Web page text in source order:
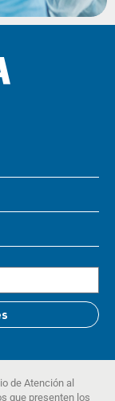
de Atención al
que presenten los